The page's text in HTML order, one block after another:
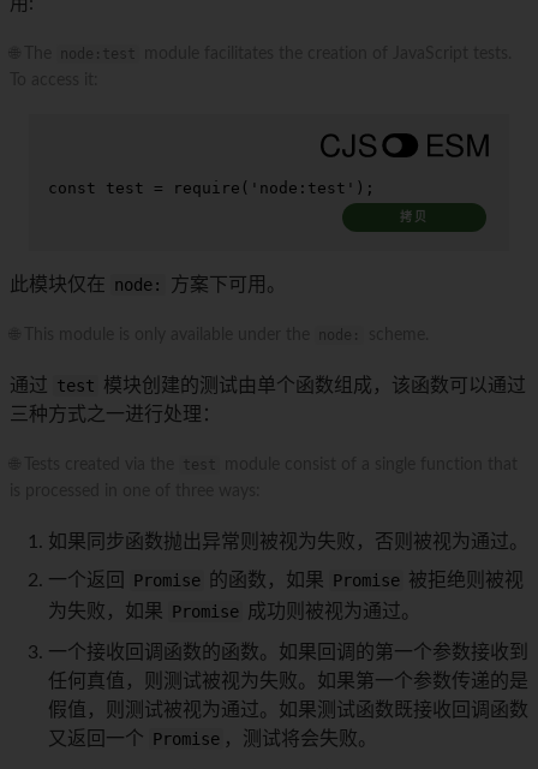
const test = require ( 'node:test' );
拷贝
此模块仅在 node: 方案下可用。
通过 test 模块创建的测试由单个函数组成，该函数可以通过
三种方式之一进行处理：
如果同步函数抛出异常则被视为失败，否则被视为通过。
一个返回
Promise 的函数，如果 Promise 被拒绝则被视
为失败，如果 Promise 成功则被视为通过。
一个接收回调函数的函数。如果回调的第一个参数接收到
任何真值，则测试被视为失败。如果第一个参数传递的是
假值，则测试被视为通过。如果测试函数既接收回调函数
又返回一个 Promise ，测试将会失败。